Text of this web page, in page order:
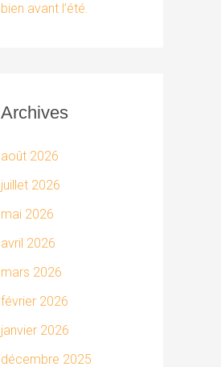
bien avant l’été.
Archives
août 2026
juillet 2026
mai 2026
avril 2026
mars 2026
février 2026
janvier 2026
décembre 2025